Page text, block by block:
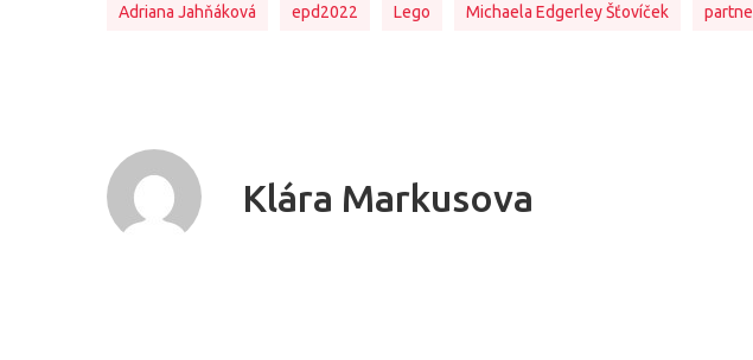
Adriana Jahňáková epd2022 Lego Michaela Edgerley Šťovíček
Klára Markusova